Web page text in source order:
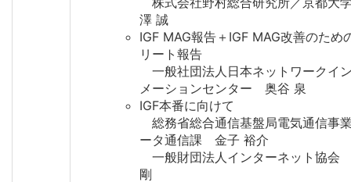
澤 誠
IGF MAG報告＋IGF MAG改善のため
リート報告
一般社団法人日本ネットワークイ
メーションセンター 奥谷 泉
IGF本番に向けて
総務省総合通信基盤局電気通信事
ータ通信課 金子 裕介
一般財団法人インターネット協会
剛